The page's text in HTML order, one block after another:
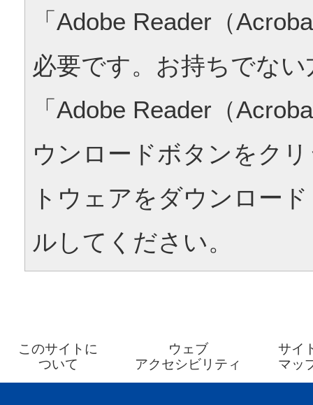
「Adobe Reader（
必要です。お持ちでな
「Adobe Reader（
ウンロードボタンをク
トウェアをダウンロー
ルしてください。
このサイトに
ついて
ウェブ
アクセシビリティ
サイ
マッ